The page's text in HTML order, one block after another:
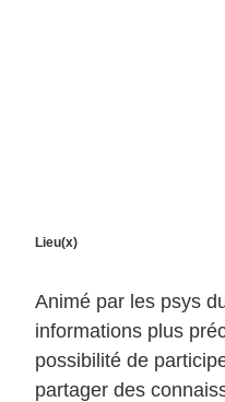
Lieu(x)
Animé par les psys
informations plus
possibilité de
partager des